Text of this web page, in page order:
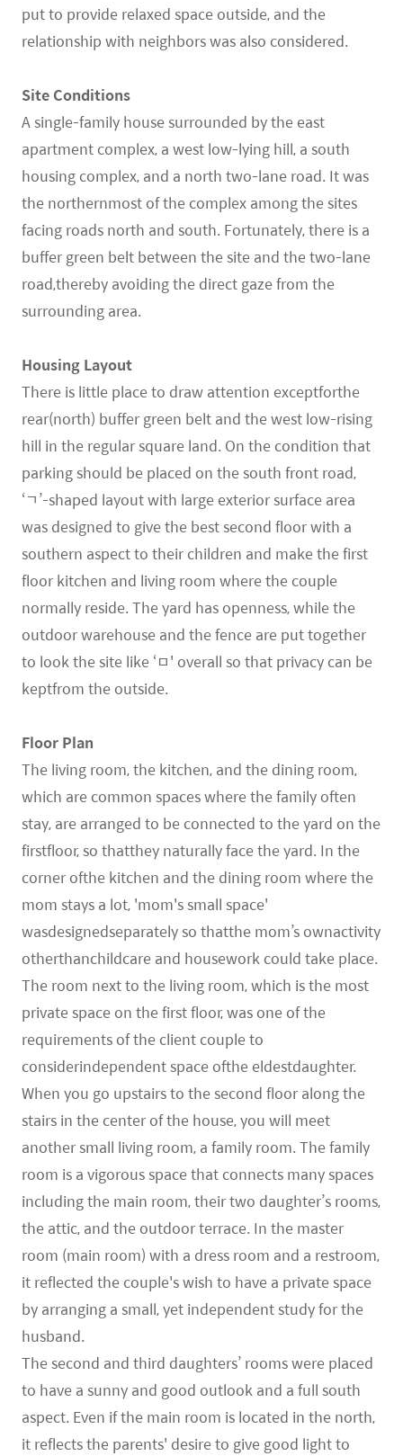
put to provide relaxed space outside, and the
relationship with neighbors was also considered.
Site Conditions
A single-family house surrounded by the east
apartment complex, a west low-lying hill, a south
housing complex, and a north two-lane road. It was
the northernmost of the complex among the sites
facing roads north and south. Fortunately, there is a
buffer green belt between the site and the two-lane
road,thereby avoiding the direct gaze from the
surrounding area.
Housing Layout
There is little place to draw attention exceptforthe
rear(north) buffer green belt and the west low-rising
hill in the regular square land. On the condition that
parking should be placed on the south front road,
‘ㄱ’-shaped layout with large exterior surface area
was designed to give the best second floor with a
southern aspect to their children and make the first
floor kitchen and living room where the couple
normally reside. The yard has openness, while the
outdoor warehouse and the fence are put together
to look the site like ‘ㅁ' overall so that privacy can be
keptfrom the outside.
Floor Plan
The living room, the kitchen, and the dining room,
which are common spaces where the family often
stay, are arranged to be connected to the yard on the
firstfloor, so thatthey naturally face the yard. In the
corner ofthe kitchen and the dining room where the
mom stays a lot, 'mom's small space'
wasdesignedseparately so thatthe mom’s ownactivity
otherthanchildcare and housework could take place.
The room next to the living room, which is the most
private space on the first floor, was one of the
requirements of the client couple to
considerindependent space ofthe eldestdaughter.
When you go upstairs to the second floor along the
stairs in the center of the house, you will meet
another small living room, a family room. The family
room is a vigorous space that connects many spaces
including the main room, their two daughter’s rooms,
the attic, and the outdoor terrace. In the master
room (main room) with a dress room and a restroom,
it reflected the couple's wish to have a private space
by arranging a small, yet independent study for the
husband.
The second and third daughters’ rooms were placed
to have a sunny and good outlook and a full south
aspect. Even if the main room is located in the north,
it reflects the parents' desire to give good light to